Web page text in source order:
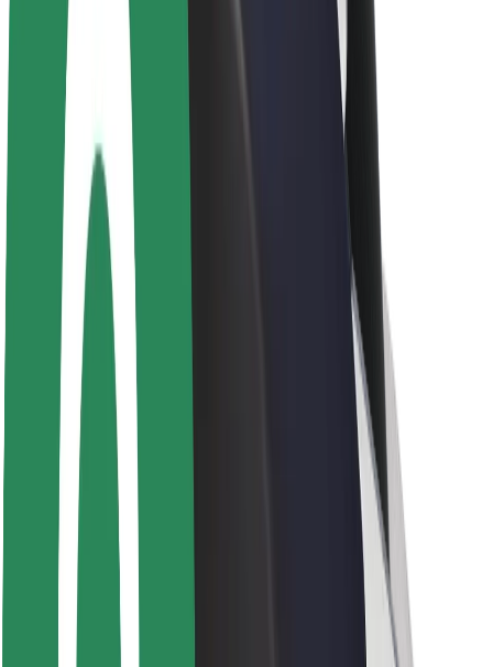
Automobilių nuomos parkai
Franšizės
Apie mus
Karjera
Apie „Bolt“
„Bolt“ tvarumo politika
Projektas „Zero“
Tinklaraštis
Naujienų centras
Prekių ženklo gairės
Investuotojams
Vadovybė
Žiniasklaidai
Saugumas